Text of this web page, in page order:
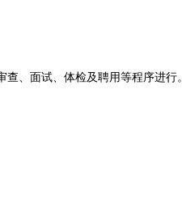
、面试、体检及聘用等程序进行。